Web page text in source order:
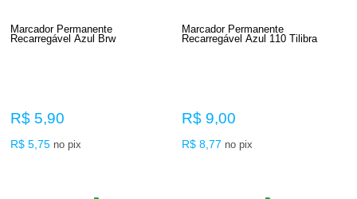
Marcador Permanente
Recarregável Azul Brw
R$ 5,90
R$ 5,75 no pix
Marcador Permanente
Recarregável Azul 110 Tilibra
R$ 9,00
R$ 8,77 no pix